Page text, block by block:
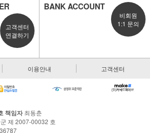
고객센터
연결하기
BANK ACCOUNT
비회원
1:1 문의
이용안내 고객센터
책임자최동춘
제 2007-00032 호